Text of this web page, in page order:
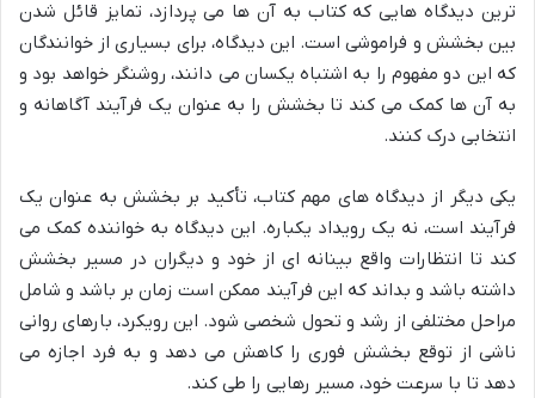
ترین دیدگاه هایی که کتاب به آن ها می پردازد، تمایز قائل شدن
بین بخشش و فراموشی است. این دیدگاه، برای بسیاری از خوانندگان
که این دو مفهوم را به اشتباه یکسان می دانند، روشنگر خواهد بود و
به آن ها کمک می کند تا بخشش را به عنوان یک فرآیند آگاهانه و
انتخابی درک کنند.
یکی دیگر از دیدگاه های مهم کتاب، تأکید بر بخشش به عنوان یک
فرآیند است، نه یک رویداد یکباره. این دیدگاه به خواننده کمک می
کند تا انتظارات واقع بینانه ای از خود و دیگران در مسیر بخشش
داشته باشد و بداند که این فرآیند ممکن است زمان بر باشد و شامل
مراحل مختلفی از رشد و تحول شخصی شود. این رویکرد، بارهای روانی
ناشی از توقع بخشش فوری را کاهش می دهد و به فرد اجازه می
دهد تا با سرعت خود، مسیر رهایی را طی کند.